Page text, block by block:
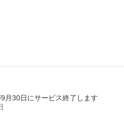
月30日にサービス終了します